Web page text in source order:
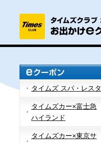
タイムズ スパ・レスタ
タイムズカー×富士急
ハイランド
タイムズカー×東京サ